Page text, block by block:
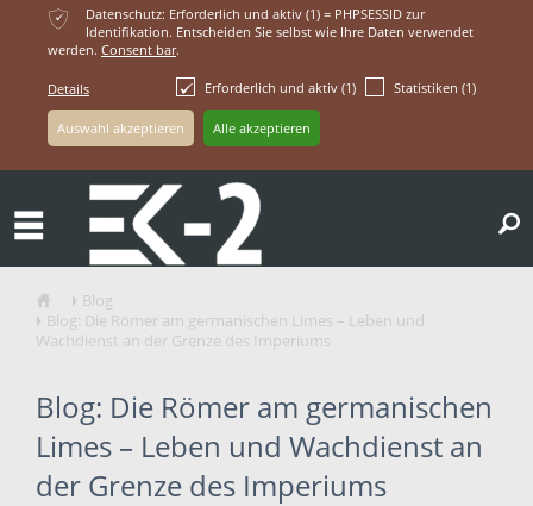
ќ
Datenschutz: Erforderlich und aktiv (1) = PHPSESSID zur
Identifikation. Entscheiden Sie selbst wie Ihre Daten verwendet
werden. Consent bar.
Details Erforderlich und aktiv (1) Statistiken (1)
ř
ŷ Ţ Blog
Ţ Blog: Die Römer am germanischen Limes – Leben und
Wachdienst an der Grenze des Imperiums
Blog: Die Römer am germanischen
Limes – Leben und Wachdienst an
der Grenze des Imperiums